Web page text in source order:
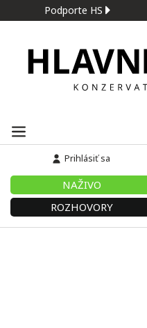
Podporte HS
Prihlásiť sa
NAŽIVO
ROZHOVORY